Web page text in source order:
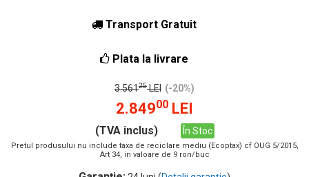
Transport Gratuit
Plata la livrare
3.56125LEI (-20%)
2.84900 LEI
(TVA inclus) În Stoc
Pretul produsului nu include taxa de reciclare mediu (Ecoptax) cf OUG 5/2015,
Art 34, in valoare de 9 ron/buc